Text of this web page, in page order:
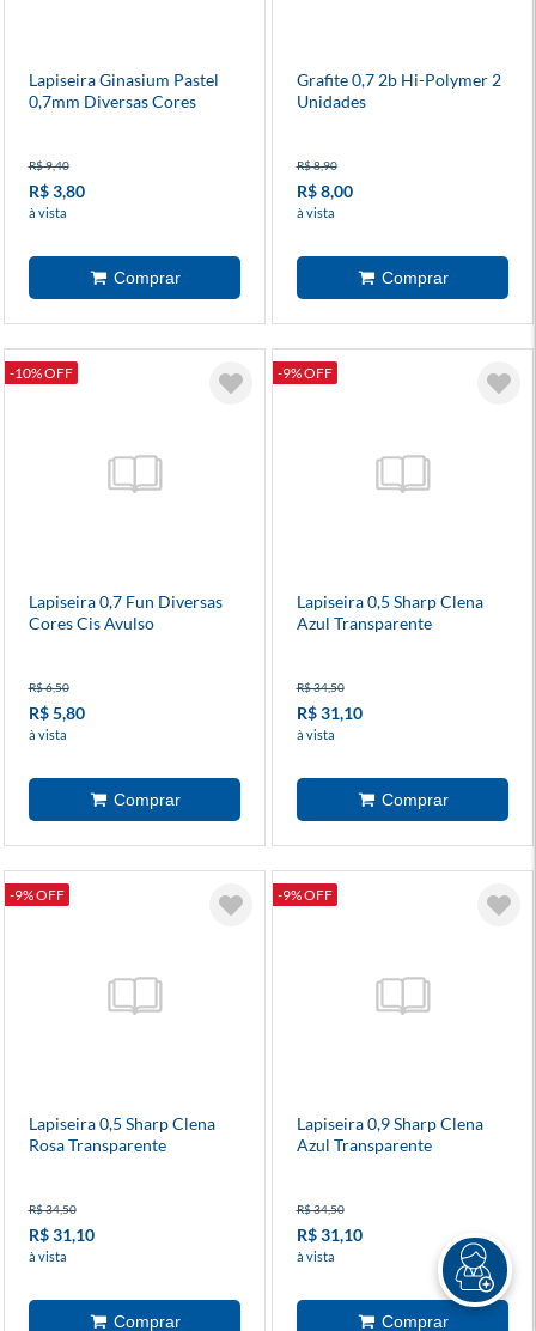
Lapiseira Ginasium Pastel
0,7mm Diversas Cores
R$ 9,40
R$ 3,80
à vista
Grafite 0,7 2b Hi-Polymer 2
Unidades
R$ 8,90
R$ 8,00
à vista
-10% OFF
Lapiseira 0,7 Fun Diversas
Cores Cis Avulso
R$ 6,50
R$ 5,80
à vista
-9% OFF
Lapiseira 0,5 Sharp Clena
Azul Transparente
R$ 34,50
R$ 31,10
à vista
-9% OFF
Lapiseira 0,5 Sharp Clena
Rosa Transparente
R$ 34,50
R$ 31,10
à vista
-9% OFF
Lapiseira 0,9 Sharp Clena
Azul Transparente
R$ 34,50
R$ 31,10
à vista